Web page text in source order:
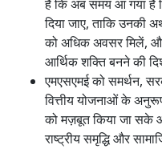
है कि अब समय आ गया है
दिया जाए, ताकि उनकी
को अधिक अवसर मिलें,
आर्थिक शक्ति बनने की
एमएसएमई को समर्थन,
वित्तीय योजनाओं के
को मज़बूत किया जा सके
राष्ट्रीय समृद्धि और